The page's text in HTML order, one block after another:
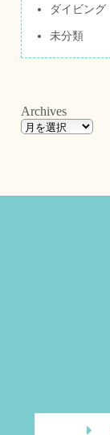
ダイビング
未分類
Archives